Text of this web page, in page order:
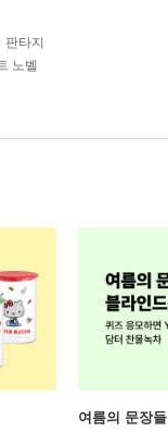
판타지
노벨
여름의 문장들